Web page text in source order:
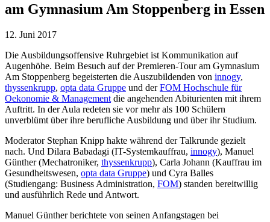
am Gymnasium Am Stoppenberg in Essen
12. Juni 2017
Die Ausbildungsoffensive Ruhrgebiet ist Kommunikation auf
Augenhöhe. Beim Besuch auf der Premieren-Tour am Gymnasium
Am Stoppenberg begeisterten die Auszubildenden von innogy,
thyssenkrupp, opta data Gruppe und derFOM Hochschule für
Oekonomie & Management die angehenden Abiturienten mit ihrem
Auftritt. In der Aula redeten sie vor mehr als 100 Schülern
unverblümt über ihre berufliche Ausbildung und über ihr Studium.
Moderator Stephan Knipp hakte während der Talkrunde gezielt
nach. Und Dilara Babadagi (IT-Systemkauffrau, innogy), Manuel
Günther (Mechatroniker, thyssenkrupp), Carla Johann (Kauffrau im
Gesundheitswesen, opta data Gruppe) und Cyra Balles
(Studiengang: Business Administration, FOM) standen bereitwillig
und ausführlich Rede und Antwort.
Manuel Günther berichtete von seinen Anfangstagen bei